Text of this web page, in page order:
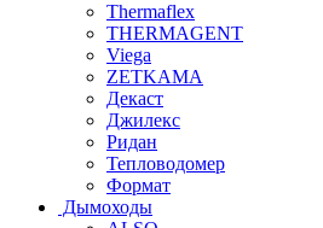
Thermaflex
THERMAGENT
Viega
ZETKAMA
Декаст
Джилекс
Ридан
Тепловодомер
Формат
Дымоходы